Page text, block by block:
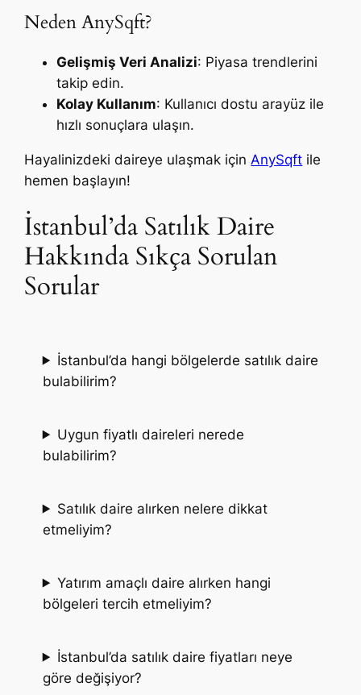
Neden AnySqft?
Gelişmiş Veri Analizi: Piyasa trendlerini
takip edin.
Kolay Kullanım: Kullanıcı dostu arayüz ile
hızlı sonuçlara ulaşın.
Hayalinizdeki daireye ulaşmak için AnySqft ile
hemen başlayın!
İstanbul’da Satılık Daire
Hakkında Sıkça Sorulan
Sorular
İstanbul’da hangi bölgelerde satılık daire
bulabilirim?
Uygun fiyatlı daireleri nerede
bulabilirim?
Satılık daire alırken nelere dikkat
etmeliyim?
Yatırım amaçlı daire alırken hangi
bölgeleri tercih etmeliyim?
İstanbul’da satılık daire fiyatları neye
göre değişiyor?